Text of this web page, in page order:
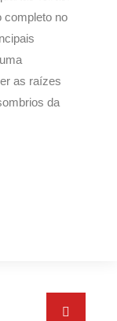
completo no
as raízes
da